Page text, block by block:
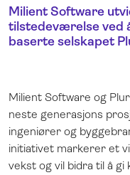
Milient Software
tilstedeværelse ved
baserte selskapet
Milient Software og
neste generasjons
ingeniører og
initiativet markerer et
vekst og vil bidra til å